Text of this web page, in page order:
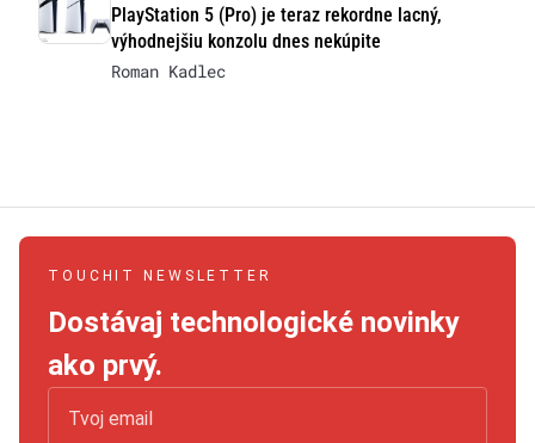
PlayStation 5 (Pro) je teraz rekordne lacný,
výhodnejšiu konzolu dnes nekúpite
Roman Kadlec
TOUCHIT NEWSLETTER
Dostávaj technologické novinky
ako prvý.